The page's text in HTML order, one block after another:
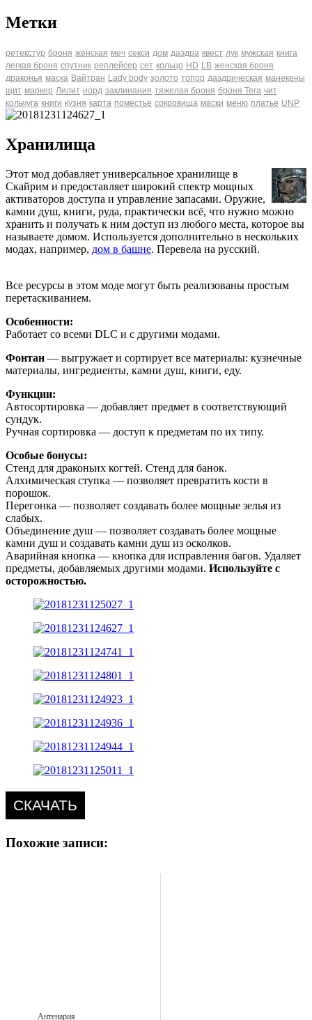
Метки
ретекстур броня женская меч секси дом даэдра квест лук мужская книга
легкая броня спутник реплейсер сет кольцо HD LB женская броня
драконья маска Вайтран Lady body золото топор даэдрическая манекены
щит маркер Лилит норд заклинания тяжелая броня броня Tera чит
кольчуга книги кузня карта поместье сокровища маски меню платье UNP
Хранилища
Этот мод добавляет универсальное хранилище в
Скайрим и предоставляет широкий спектр мощных
активаторов доступа и управление запасами. Оружие,
камни душ, книги, руда, практически всё, что нужно можно
хранить и получать к ним доступ из любого места, которое вы
называете домом. Используется дополнительно в нескольких
модах, например, дом в башне. Перевела на русский.
Все ресурсы в этом моде могут быть реализованы простым
перетаскиванием.
Особенности:
Работает со всеми DLC и с другими модами.
Фонтан — выгружает и сортирует все материалы: кузнечные
материалы, ингредиенты, камни душ, книги, еду.
Функции:
Автосортировка — добавляет предмет в соответствующий
сундук.
Ручная сортировка — доступ к предметам по их типу.
Особые бонусы:
Стенд для драконьих когтей. Стенд для банок.
Алхимическая ступка — позволяет превратить кости в
порошок.
Перегонка — позволяет создавать более мощные зелья из
слабых.
Объединение душ — позволяет создавать более мощные
камни душ и создавать камни душ из осколков.
Аварийная кнопка — кнопка для исправления багов. Удаляет
предметы, добавляемых другими модами. Используйте с
осторожностью.
СКАЧАТЬ
Похожие записи:
Антенария